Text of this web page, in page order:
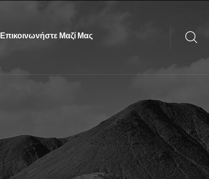
Επικοινωνήστε Μαζί Μας